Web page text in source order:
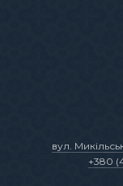
вул.
+380